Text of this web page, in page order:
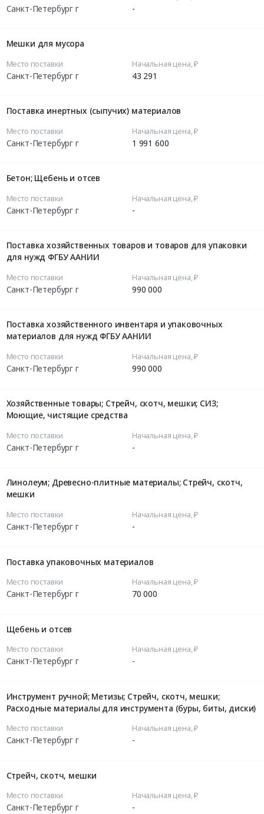
Санкт-Петербург г -
Мешки для мусора
Место поставки
Санкт-Петербург г
Начальная цена, ₽
43 291
Поставка инертных (сыпучих) материалов
Место поставки
Санкт-Петербург г
Начальная цена, ₽
1 991 600
Бетон; Щебень и отсев
Место поставки
Санкт-Петербург г
Начальная цена, ₽
-
Поставка хозяйственных товаров и товаров для упаковки
для нужд ФГБУ ААНИИ
Место поставки
Санкт-Петербург г
Начальная цена, ₽
990 000
Поставка хозяйственного инвентаря и упаковочных
материалов для нужд ФГБУ ААНИИ
Место поставки
Санкт-Петербург г
Начальная цена, ₽
990 000
Хозяйственные товары; Стрейч, скотч, мешки; СИЗ;
Моющие, чистящие средства
Место поставки
Санкт-Петербург г
Начальная цена, ₽
-
Линолеум; Древесно-плитные материалы; Стрейч, скотч,
мешки
Место поставки
Санкт-Петербург г
Начальная цена, ₽
-
Поставка упаковочных материалов
Место поставки
Санкт-Петербург г
Начальная цена, ₽
70 000
Щебень и отсев
Место поставки
Санкт-Петербург г
Начальная цена, ₽
-
Инструмент ручной; Метизы; Стрейч, скотч, мешки;
Расходные материалы для инструмента (буры, биты, диски)
Место поставки
Санкт-Петербург г
Начальная цена, ₽
-
Стрейч, скотч, мешки
Место поставки
Санкт-Петербург г
Начальная цена, ₽
-